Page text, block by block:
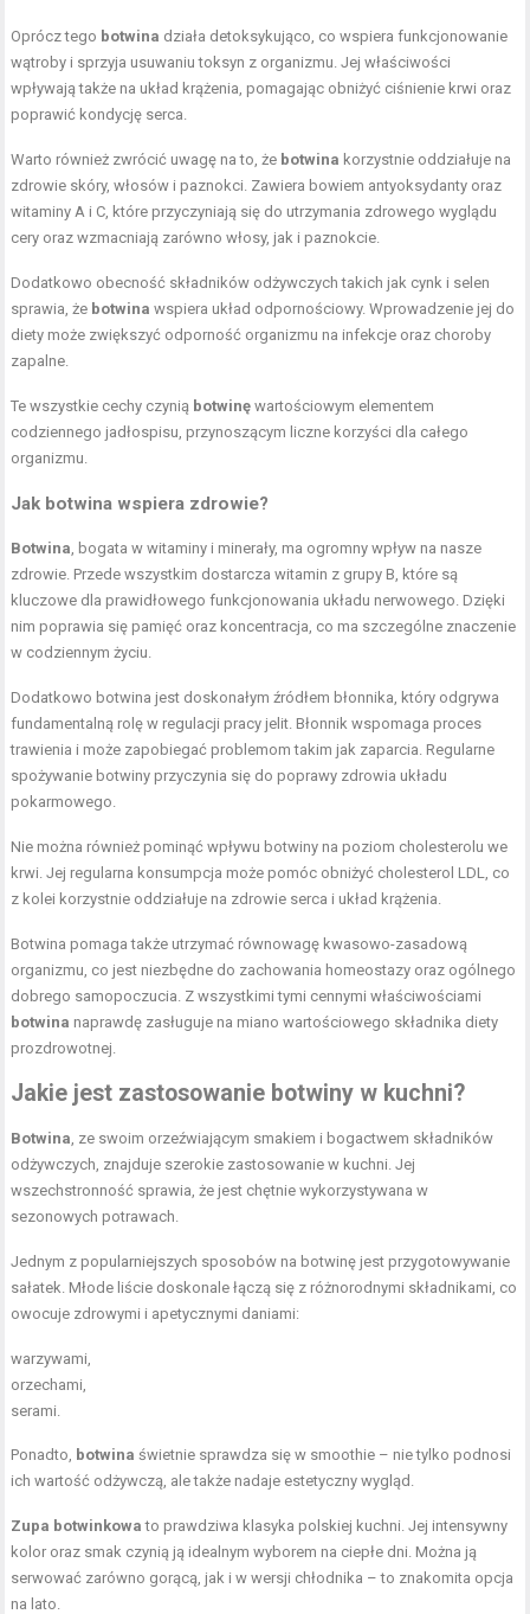
Oprócz tego botwina działa detoksykująco, co wspiera funkcjonowanie
wątroby i sprzyja usuwaniu toksyn z organizmu. Jej właściwości
wpływają także na układ krążenia, pomagając obniżyć ciśnienie krwi oraz
poprawić kondycję serca.
Warto również zwrócić uwagę na to, że botwina korzystnie oddziałuje na
zdrowie skóry, włosów i paznokci. Zawiera bowiem antyoksydanty oraz
witaminy A i C, które przyczyniają się do utrzymania zdrowego wyglądu
cery oraz wzmacniają zarówno włosy, jak i paznokcie.
Dodatkowo obecność składników odżywczych takich jak cynk i selen
sprawia, że botwina wspiera układ odpornościowy. Wprowadzenie jej do
diety może zwiększyć odporność organizmu na infekcje oraz choroby
zapalne.
Te wszystkie cechy czynią botwinę wartościowym elementem
codziennego jadłospisu, przynoszącym liczne korzyści dla całego
organizmu.
Jak botwina wspiera zdrowie?
Botwina, bogata w witaminy i minerały, ma ogromny wpływ na nasze
zdrowie. Przede wszystkim dostarcza witamin z grupy B, które są
kluczowe dla prawidłowego funkcjonowania układu nerwowego. Dzięki
nim poprawia się pamięć oraz koncentracja, co ma szczególne znaczenie
w codziennym życiu.
Dodatkowo botwina jest doskonałym źródłem błonnika, który odgrywa
fundamentalną rolę w regulacji pracy jelit. Błonnik wspomaga proces
trawienia i może zapobiegać problemom takim jak zaparcia. Regularne
spożywanie botwiny przyczynia się do poprawy zdrowia układu
pokarmowego.
Nie można również pominąć wpływu botwiny na poziom cholesterolu we
krwi. Jej regularna konsumpcja może pomóc obniżyć cholesterol LDL, co
z kolei korzystnie oddziałuje na zdrowie serca i układ krążenia.
Botwina pomaga także utrzymać równowagę kwasowo-zasadową
organizmu, co jest niezbędne do zachowania homeostazy oraz ogólnego
dobrego samopoczucia. Z wszystkimi tymi cennymi właściwościami
botwina naprawdę zasługuje na miano wartościowego składnika diety
prozdrowotnej.
Jakie jest zastosowanie botwiny w kuchni?
Botwina, ze swoim orzeźwiającym smakiem i bogactwem składników
odżywczych, znajduje szerokie zastosowanie w kuchni. Jej
wszechstronność sprawia, że jest chętnie wykorzystywana w
sezonowych potrawach.
Jednym z popularniejszych sposobów na botwinę jest przygotowywanie
sałatek. Młode liście doskonale łączą się z różnorodnymi składnikami, co
owocuje zdrowymi i apetycznymi daniami:
warzywami,
orzechami,
serami.
Ponadto, botwina świetnie sprawdza się w smoothie – nie tylko podnosi
ich wartość odżywczą, ale także nadaje estetyczny wygląd.
Zupa botwinkowa to prawdziwa klasyka polskiej kuchni. Jej intensywny
kolor oraz smak czynią ją idealnym wyborem na ciepłe dni. Można ją
serwować zarówno gorącą, jak i w wersji chłodnika – to znakomita opcja
na lato.